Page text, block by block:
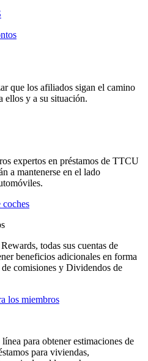
que los afiliados sigan el camino
ellos y a su situación.
expertos en préstamos de TTCU
a mantenerse en el lado
coches
todas sus cuentas de
beneficios adicionales en forma
comisiones y Dividendos de
los miembros
para obtener estimaciones de
para viviendas,